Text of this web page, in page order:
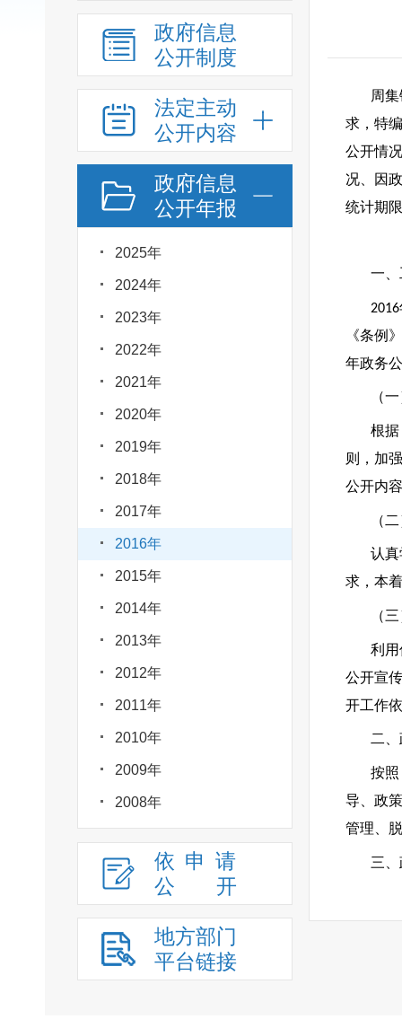
政府信息
公开制度
法定主动
公开内容
政府信息
公开年报
2025年
2024年
2023年
2022年
2021年
2020年
2019年
2018年
2017年
2016年
2015年
2014年
2013年
2012年
2011年
2010年
2009年
2008年
依申请
公
开
地方部门
平台链接
周
求，特
公开情
况、因
统计期
一
2016
《条例
年政务
（
根
则，加
公开内
（
认
求，本着
（
利
公开宣
开工作
二
按
导、政
管理、
三
理各环